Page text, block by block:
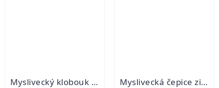
Myslivecký klobouk ARNOLD Myslivecká čepice zimní BONA